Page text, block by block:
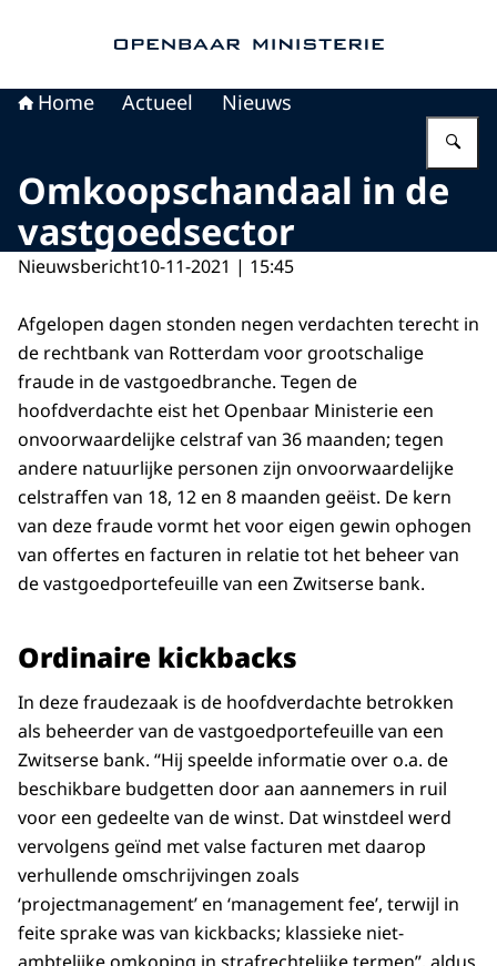
Home Actueel Nieuws
Omkoopschandaal in de
vastgoedsector
Nieuwsbericht10-11-2021 | 15:45
Afgelopen dagen stonden negen verdachten terecht in
de rechtbank van Rotterdam voor grootschalige
fraude in de vastgoedbranche. Tegen de
hoofdverdachte eist het Openbaar Ministerie een
onvoorwaardelijke celstraf van 36 maanden; tegen
andere natuurlijke personen zijn onvoorwaardelijke
celstraffen van 18, 12 en 8 maanden geëist. De kern
van deze fraude vormt het voor eigen gewin ophogen
van offertes en facturen in relatie tot het beheer van
de vastgoedportefeuille van een Zwitserse bank.
Ordinaire kickbacks
In deze fraudezaak is de hoofdverdachte betrokken
als beheerder van de vastgoedportefeuille van een
Zwitserse bank. “Hij speelde informatie over o.a. de
beschikbare budgetten door aan aannemers in ruil
voor een gedeelte van de winst. Dat winstdeel werd
vervolgens geïnd met valse facturen met daarop
verhullende omschrijvingen zoals
‘projectmanagement’ en ‘management fee’, terwijl in
feite sprake was van kickbacks; klassieke niet-